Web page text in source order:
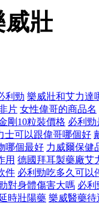
威壯
利勁 樂威壯和艾力達
片 女性偉哥的商品名
剛10粒裝價格 必利勁
士可以跟偉哥哪個好
哪個最好 力威爾保健
用 德國拜耳製藥廠艾
件 必利勁吃多久可以
對身體傷害大嗎 必利
時壯陽藥 樂威醫藥待